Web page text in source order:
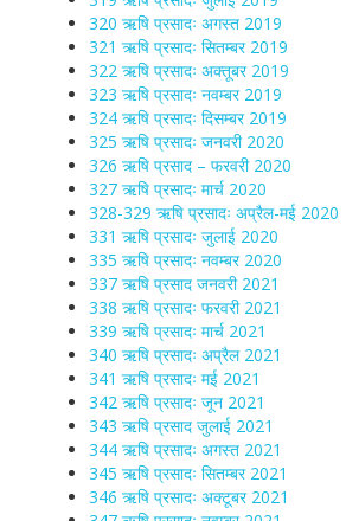
320 ऋषि प्रसादः अगस्त 2019
321 ऋषि प्रसादः सितम्बर 2019
322 ऋषि प्रसादः अक्तूबर 2019
323 ऋषि प्रसादः नवम्बर 2019
324 ऋषि प्रसादः दिसम्बर 2019
325 ऋषि प्रसादः जनवरी 2020
326 ऋषि प्रसाद – फरवरी 2020
327 ऋषि प्रसादः मार्च 2020
328-329 ऋषि प्रसादः अप्रैल-मई 2020
331 ऋषि प्रसादः जुलाई 2020
335 ऋषि प्रसादः नवम्बर 2020
337 ऋषि प्रसाद जनवरी 2021
338 ऋषि प्रसादः फरवरी 2021
339 ऋषि प्रसादः मार्च 2021
340 ऋषि प्रसादः अप्रैल 2021
341 ऋषि प्रसादः मई 2021
342 ऋषि प्रसादः जून 2021
343 ऋषि प्रसाद जुलाई 2021
344 ऋषि प्रसादः अगस्त 2021
345 ऋषि प्रसादः सितम्बर 2021
346 ऋषि प्रसादः अक्टूबर 2021